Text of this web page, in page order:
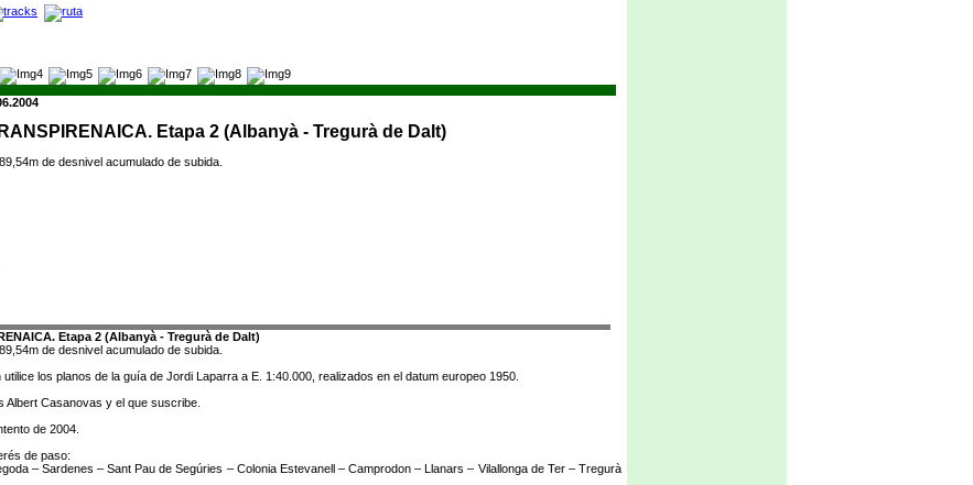
Etapa 2 (Albanyà - Tregurà de Dalt)
de desnivel acumulado de subida.
Etapa 2 (Albanyà - Tregurà de Dalt)
de desnivel acumulado de subida.
los planos de la guía de Jordi Laparra a E. 1:40.000, realizados en el datum europeo 1950.
Albert Casanovas y el que suscribe.
de 2004.
de paso:
– Sardenes – Sant Pau de Segúries – Colonia Estevanell – Camprodon – Llanars – Vilallonga de Ter – Tregurà